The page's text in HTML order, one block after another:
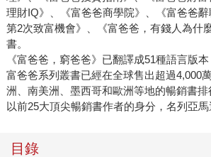
理財IQ》、《富爸爸商學院》、《富爸爸
第2次致富機會》、《富爸爸，有錢人為什
書。
《富爸爸，窮爸爸》已翻譯成51種語言版本
富爸爸系列叢書已經在全球售出超過4,000
洲、南美洲、墨西哥和歐洲等地的暢銷書
以前25大頂尖暢銷書作者的身分，名列亞馬
目錄